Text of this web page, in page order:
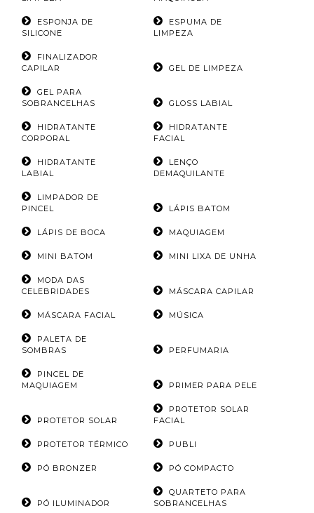
ESPONJA DE
SILICONE
ESPUMA DE
LIMPEZA
FINALIZADOR
CAPILAR
GEL DE LIMPEZA
GEL PARA
SOBRANCELHAS
GLOSS LABIAL
HIDRATANTE
CORPORAL
HIDRATANTE
FACIAL
HIDRATANTE
LABIAL
LENÇO
DEMAQUILANTE
LIMPADOR DE
PINCEL
LÁPIS BATOM
LÁPIS DE BOCA MAQUIAGEM
MINI BATOM MINI LIXA DE UNHA
MODA DAS
CELEBRIDADES
MÁSCARA CAPILAR
MÁSCARA FACIAL MÚSICA
PALETA DE
SOMBRAS
PERFUMARIA
PINCEL DE
MAQUIAGEM
PRIMER PARA PELE
PROTETOR SOLAR
PROTETOR SOLAR
FACIAL
PROTETOR TÉRMICO PUBLI
PÓ BRONZER PÓ COMPACTO
PÓ ILUMINADOR
QUARTETO PARA
SOBRANCELHAS